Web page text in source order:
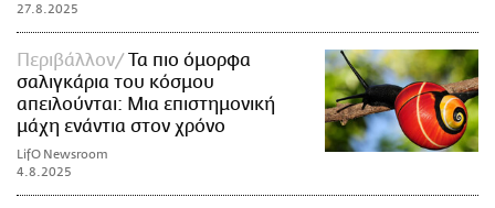
27.8.2025
Περιβάλλον
Τα πιο όμορφα
σαλιγκάρια του κόσμου
απειλούνται: Μια επιστημονική
μάχη ενάντια στον χρόνο
LifO Newsroom
4.8.2025